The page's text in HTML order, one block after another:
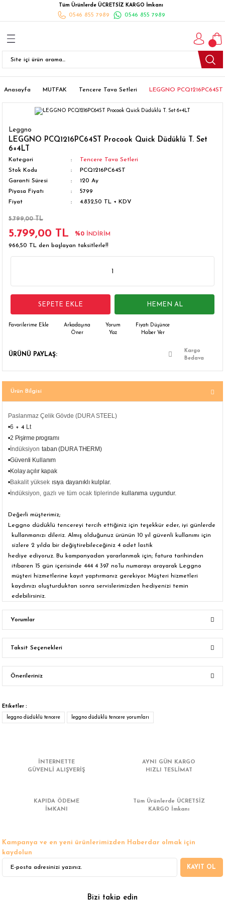
Tüm Ürünlerde ÜCRETSİZ KARGO İmkanı
0546 855 7989 0546 855 7989
Geri Dön
Ankastre Setler
Bulaşık Makinesi
Buzdolabı
Çamaşır Kurutma Makinesi
Ocak
Şarap Dolapları
Asacakları
Geri Dön
Takımları
Takımları
Geri Dön
Takımları
Geri Dön
Geri Dön
Geri Dön
Geri Dön
Anasayfa MUTFAK Tencere Tava Setleri LEGGNO
Leggno
LEGGNO PCQ1216PC64ST Procook Quick Düdüklü T. Set
6+4LT
Kategori
Tencere Tava Setleri
Stok Kodu
PCQ1216PC64ST
Garanti Süresi
120 Ay
Piyasa Fiyatı
5799
Fiyat
4.832,50 TL + KDV
5.799,00 TL
5.799,00 TL %0
İNDİRİM
966,50 TL den başlayan taksitlerle!!
SEPETE EKLE HEMEN AL
Arkadaşına
Öner
Yorum
Yaz
Fiyatı Düşünce
Haber Ver
ÜRÜNÜ PAYLAŞ:
Kargo
Bedava
Ürün Bilgisi
Paslanmaz Çelik Gövde (DURA STEEL)
•6 + 4 Lt
•2 Pişirme programı
• İndüksiyon taban (DURA THERM)
•Güvenli Kullanım
•Kolay açılır kapak
•Bakalit yüksek ısıya dayanıklı kulplar.
• İndüksiyon, gazlı ve tüm ocak tiplerinde kullanıma uygundur.
Değerli müşterimiz;
Leggno düdüklü tencereyi tercih ettiğiniz için teşekkür eder, iyi günlerde
kullanmanızı dileriz. Almış olduğunuz ürünün 10 yıl güvenli kullanımı için
sizlere 2 yılda bir değiştirebileceğiniz 4 adet lastik
hediye ediyoruz. Bu kampanyadan yararlanmak için; fatura tarihinden
itibaren 15 gün içerisinde 444 4 397 no’lu numarayı arayarak Leggno
müşteri hizmetlerine kayıt yaptırmanız gerekiyor. Müşteri hizmetleri
kaydınızı oluşturduktan sonra servislerimizden hediyenizi temin
edebilirsiniz.
Yorumlar
Bu ürüne ilk yorumu siz yapın!
Yorum Yaz
Taksit Seçenekleri
Önerileriniz
yetersiz gördüğünüz noktaları öneri formunu kullanarak tarafımıza
iletebilirsiniz.
Görüş ve önerileriniz için teşekkür ederiz.
Ürün açıklamasında eksik bilgiler bulunuyor.
Bu ürüne benzer farklı alternatifler olmalı.
Etiketler :
leggno düdüklü tencere
leggno düdüklü tencere yorumları
İNTERNETTE
GÜVENLİ ALIŞVERİŞ
AYNI GÜN KARGO
HIZLI TESLİMAT
KAPIDA ÖDEME
İMKANI
Tüm Ürünlerde ÜCRETSİZ
KARGO İmkanı
Kampanya ve en yeni ürünlerimizden Haberdar olmak için
kaydolun
KAYIT OL
Bizi takip edin